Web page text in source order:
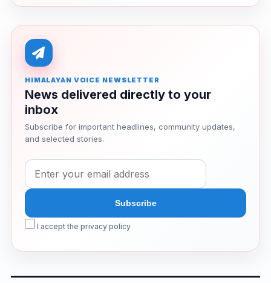
HIMALAYAN VOICE NEWSLETTER
News delivered directly to your
inbox
Subscribe for important headlines, community updates,
and selected stories.
I accept the privacy policy